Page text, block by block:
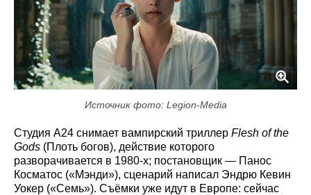
Источник фото: Legion-Media
Студия A24 снимает вампирский триллер Flesh of the
Gods (Плоть богов), действие которого
разворачивается в 1980‑х; постановщик — Панос
Косматос («Мэнди»), сценарий написал Эндрю Кевин
Уокер («Семь»). Съёмки уже идут в Европе: сейчас